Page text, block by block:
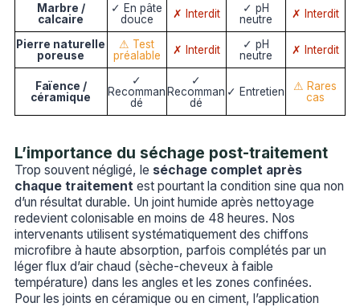
Marbre /
calcaire
✓ En pâte
douce
✗ Interdit
✓ pH
neutre
✗ Interdit
Pierre naturelle
poreuse
⚠ Test
préalable
✗ Interdit
✓ pH
neutre
✗ Interdit
Faïence /
céramique
✓
Recomman
dé
✓
Recomman
dé
✓ Entretien
⚠ Rares
cas
L’importance du séchage post-traitement
Trop souvent négligé, le séchage complet après
chaque traitementest pourtant la condition sine qua non
d’un résultat durable. Un joint humide après nettoyage
redevient colonisable en moins de 48 heures. Nos
intervenants utilisent systématiquement des chiffons
microfibre à haute absorption, parfois complétés par un
léger flux d’air chaud (sèche-cheveux à faible
température) dans les angles et les zones confinées.
Pour les joints en céramique ou en ciment, l’application